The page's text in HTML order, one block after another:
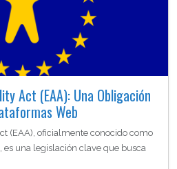
Act (EAA): Una Obligación
Web
(EAA), oficialmente conocido como
una legislación clave que busca